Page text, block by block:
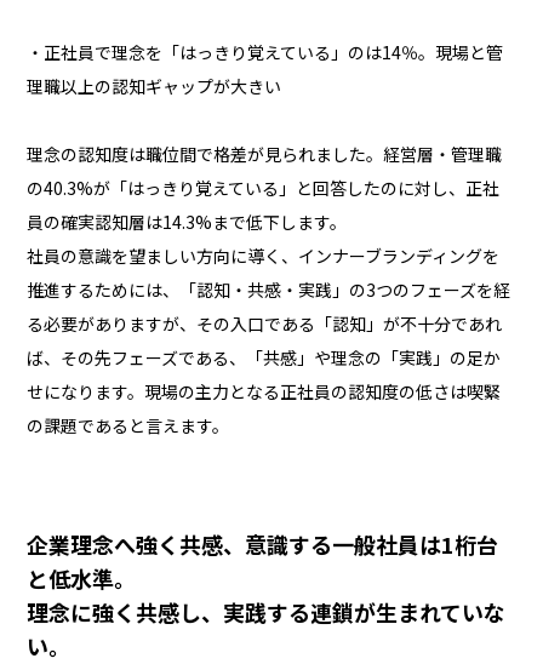
・正社員で理念を「はっきり覚えている」のは14％。現場と管
理職以上の認知ギャップが大きい
理念の認知度は職位間で格差が見られました。経営層・管理職
の40.3%が「はっきり覚えている」と回答したのに対し、正社
員の確実認知層は14.3%まで低下します。
社員の意識を望ましい方向に導く、インナーブランディングを
推進するためには、「認知・共感・実践」の3つのフェーズを経
る必要がありますが、その入口である「認知」が不十分であれ
ば、その先フェーズである、「共感」や理念の「実践」の足か
せになります。現場の主力となる正社員の認知度の低さは喫緊
の課題であると言えます。
企業理念へ強く共感、意識する一般社員は1桁台
と低水準。
理念に強く共感し、実践する連鎖が生まれていな
い。